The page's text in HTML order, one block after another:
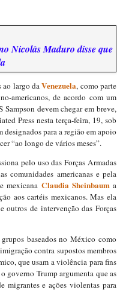
Nicolás Maduro disse que
ao largo daVenezuela, como parte
americanos, de acordo com um
devem chegar em breve,
Press nesta terça-feira, 19, sob
para a região em apoio
“ao longo de vários meses”.
pelo uso das Forças Armadas
comunidades americanas e pela
mexicana Claudia Sheinbauma
aos cartéis mexicanos. Mas ela
outros de intervenção das Forças
baseados no México como
contra supostos membros
que usam a violência para fins
governo Trump argumenta que as
migrantes e ações violentas para